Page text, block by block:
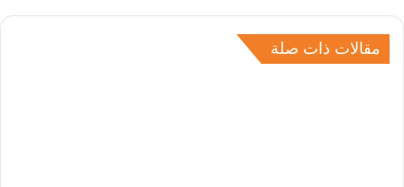
مقالات ذات صلة